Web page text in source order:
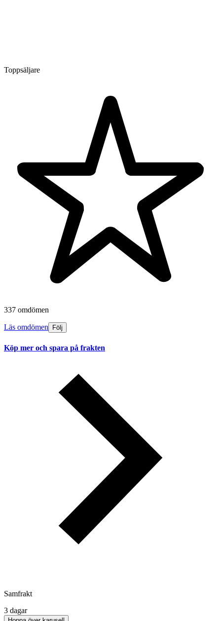
Toppsäljare
337 omdömen
Läs omdömen Följ
Köp mer och spara på frakten
Samfrakt
3 dagar